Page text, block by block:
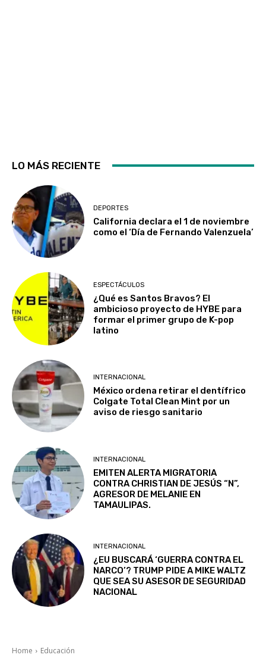
LO MÁS RECIENTE
DEPORTES
California declara el 1 de noviembre
como el ‘Día de Fernando Valenzuela’
ESPECTÁCULOS
¿Qué es Santos Bravos? El
ambicioso proyecto de HYBE para
formar el primer grupo de K-pop
latino
INTERNACIONAL
México ordena retirar el dentífrico
Colgate Total Clean Mint por un
aviso de riesgo sanitario
INTERNACIONAL
EMITEN ALERTA MIGRATORIA
CONTRA CHRISTIAN DE JESÚS “N”,
AGRESOR DE MELANIE EN
TAMAULIPAS.
INTERNACIONAL
¿EU BUSCARÁ ‘GUERRA CONTRA EL
NARCO’? TRUMP PIDE A MIKE WALTZ
QUE SEA SU ASESOR DE SEGURIDAD
NACIONAL